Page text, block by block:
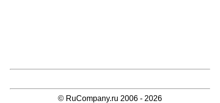
© RuCompany.ru 2006 - 2026